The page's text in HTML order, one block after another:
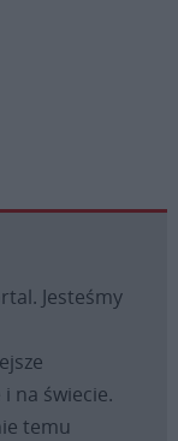
Jesteśmy
na świecie.
temu